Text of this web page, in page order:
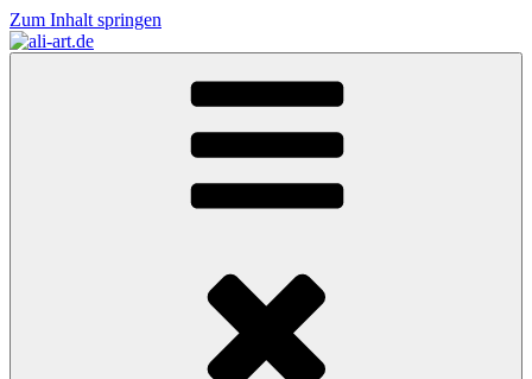
Zum Inhalt springen